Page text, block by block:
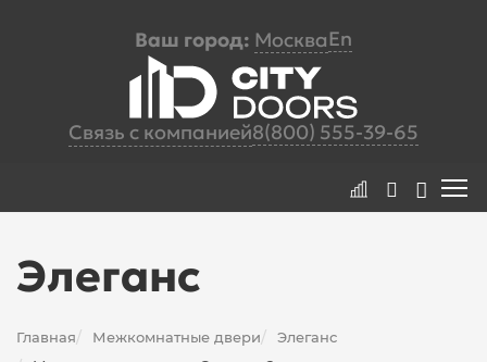
Ваш город: МоскваEn
Связь с компанией8(800) 555-39-65
Элеганс
Главная/ Межкомнатные двери/ Элеганс